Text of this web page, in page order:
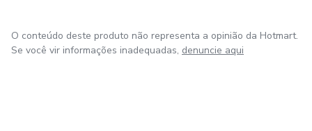
👉 **Garanta agora já o seu
O conteúdo deste produto não representa a opinião da Hotmart.
Se você vir informações inadequadas, denuncie aqui